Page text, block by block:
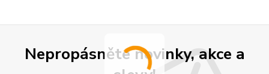
Nepropásněte novinky, akce a